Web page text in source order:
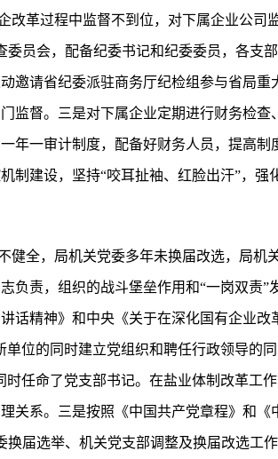
革过程中监督不到位，对下属企业公司
员会，配备纪委书记和纪委委员，各支
邀请省纪委派驻商务厅纪检组参与省局重
督。三是对下属企业定期进行财务检查
年一审计制度，配备好财务人员，提高制
制建设，坚持“咬耳扯袖、红脸出汗”，强
健全，局机关党委多年未换届改选，局机
负责，组织的战斗堡垒作用和“一岗双责”
话精神》和中央《关于在深化国有企业改
位的同时建立党组织和聘任行政领导的
任命了党支部书记。在盐业体制改革工
关系。三是按照《中国共产党章程》和《
届选举、机关党支部调整及换届改选工